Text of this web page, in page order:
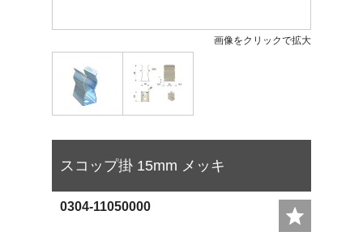
画像をクリックで拡大
スコップ掛 15mm メッキ
0304-11050000